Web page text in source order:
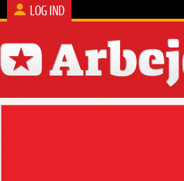
LOG IND